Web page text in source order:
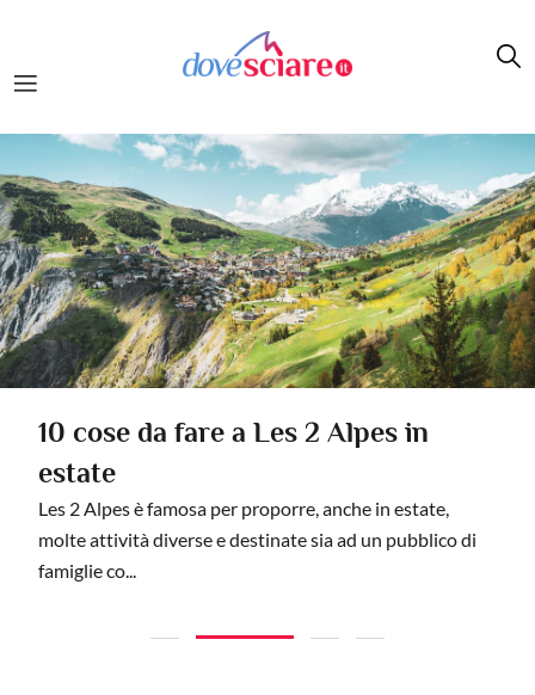
10 cose da fare a Les 2 Alpes in
estate
Les 2 Alpes è famosa per proporre, anche in estate,
molte attività diverse e destinate sia ad un pubblico di
famiglie co...